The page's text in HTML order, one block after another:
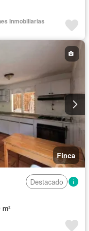
Inmobiliarias
Finca
Destacado
m²